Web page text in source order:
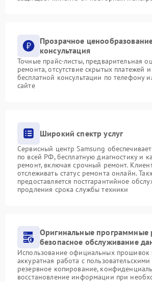
Прозрачное
консультация
Точные прайс-листы, предварительная
ремонта, отсутствие скрытых платежей
бесплатной консультации по телефону
сайте
Широкий спектр услуг
Сервисный центр Samsung
по всей РФ, бесплатную диагностику и
ремонт, включая срочный ремонт.
отслеживать статус ремонта онлайн.
предоставляется постгарантийное
продления срока службы техники
Оригинальные программные
безопасное обслуживание
Использование официальных прошивок
аккуратная работа с
резервное копирование,
восстановление информации при